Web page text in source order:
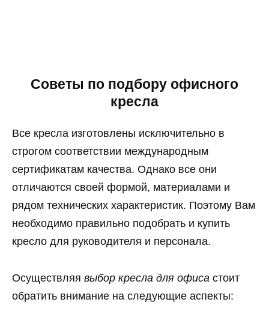
Советы по подбору офисного
кресла
Все кресла изготовлены исключительно в
строгом соответствии международным
сертификатам качества. Однако все они
отличаются своей формой, материалами и
рядом технических характеристик. Поэтому Вам
необходимо правильно подобрать и купить
кресло для руководителя и персонала.
Осуществляя выбор кресла для офиса стоит
обратить внимание на следующие аспекты: